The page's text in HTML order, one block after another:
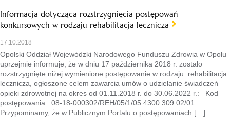
Informacja dotycząca rozstrzygnięcia postępowań
konkursowych w rodzaju rehabilitacja lecznicza
17.10.2018
Opolski Oddział Wojewódzki Narodowego Funduszu Zdrowia w Opolu
uprzejmie informuje, że w dniu 17 października 2018 r. zostało
rozstrzygnięte niżej wymienione postępowanie w rodzaju: rehabilitacja
lecznicza, ogłoszone celem zawarcia umów o udzielanie świadczeń
opieki zdrowotnej na okres od 01.11.2018 r. do 30.06.2022 r.: Kod
postępowania: 08-18-000302/REH/05/1/05.4300.309.02/01
Przypominamy, że w Publicznym Portalu o postępowaniach […]